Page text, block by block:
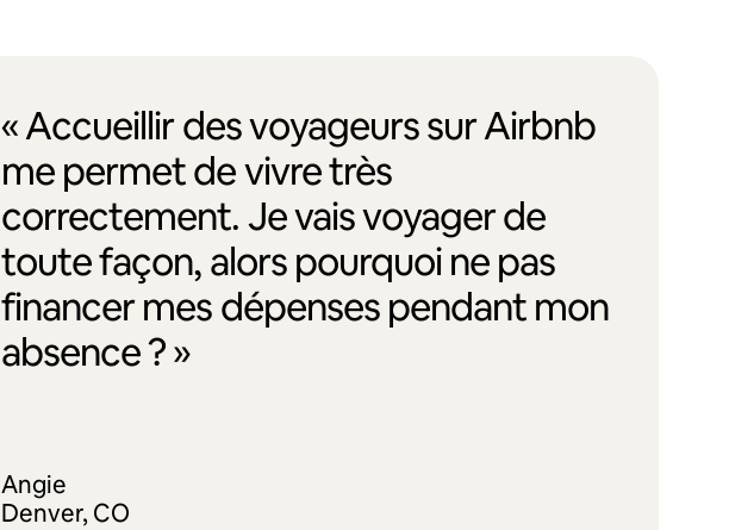
« Accueillir des voyageurs sur Airbnb
me permet de vivre très
correctement. Je vais voyager de
toute façon, alors pourquoi ne pas
financer mes dépenses pendant mon
absence ? »
Angie
Denver, CO